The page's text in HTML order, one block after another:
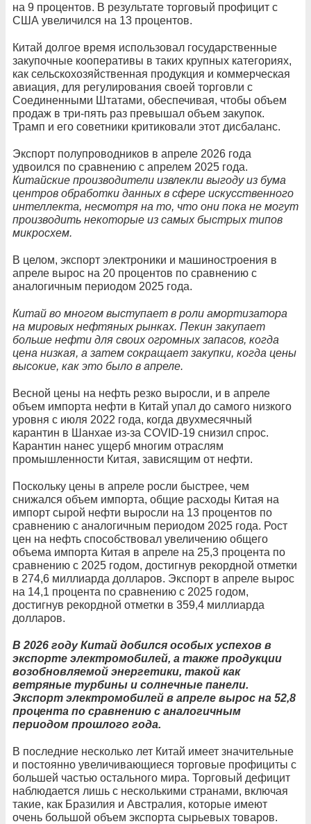
на 9 процентов. В результате торговый профицит с
США увеличился на 13 процентов.
Китай долгое время использовал государственные
закупочные кооперативы в таких крупных категориях,
как сельскохозяйственная продукция и коммерческая
авиация, для регулирования своей торговли с
Соединенными Штатами, обеспечивая, чтобы объем
продаж в три-пять раз превышал объем закупок.
Трамп и его советники критиковали этот дисбаланс.
Экспорт полупроводников в апреле 2026 года
удвоился по сравнению с апрелем 2025 года.
Китайские производители извлекли выгоду из бума
центров обработки данных в сфере искусственного
интеллекта, несмотря на то, что они пока не могут
производить некоторые из самых быстрых типов
микросхем.
В целом, экспорт электроники и машиностроения в
апреле вырос на 20 процентов по сравнению с
аналогичным периодом 2025 года.
Китай во многом выступает в роли амортизатора
на мировых нефтяных рынках. Пекин закупает
больше нефти для своих огромных запасов, когда
цена низкая, а затем сокращает закупки, когда цены
высокие, как это было в апреле.
Весной цены на нефть резко выросли, и в апреле
объем импорта нефти в Китай упал до самого низкого
уровня с июля 2022 года, когда двухмесячный
карантин в Шанхае из-за COVID-19 снизил спрос.
Карантин нанес ущерб многим отраслям
промышленности Китая, зависящим от нефти.
Поскольку цены в апреле росли быстрее, чем
снижался объем импорта, общие расходы Китая на
импорт сырой нефти выросли на 13 процентов по
сравнению с аналогичным периодом 2025 года. Рост
цен на нефть способствовал увеличению общего
объема импорта Китая в апреле на 25,3 процента по
сравнению с 2025 годом, достигнув рекордной отметки
в 274,6 миллиарда долларов. Экспорт в апреле вырос
на 14,1 процента по сравнению с 2025 годом,
достигнув рекордной отметки в 359,4 миллиарда
долларов.
В 2026 году Китай добился особых успехов в
экспорте электромобилей, а также продукции
возобновляемой энергетики, такой как
ветряные турбины и солнечные панели.
Экспорт электромобилей в апреле вырос на 52,8
процента по сравнению с аналогичным
периодом прошлого года.
В последние несколько лет Китай имеет значительные
и постоянно увеличивающиеся торговые профициты с
большей частью остального мира. Торговый дефицит
наблюдается лишь с несколькими странами, включая
такие, как Бразилия и Австралия, которые имеют
очень большой объем экспорта сырьевых товаров.